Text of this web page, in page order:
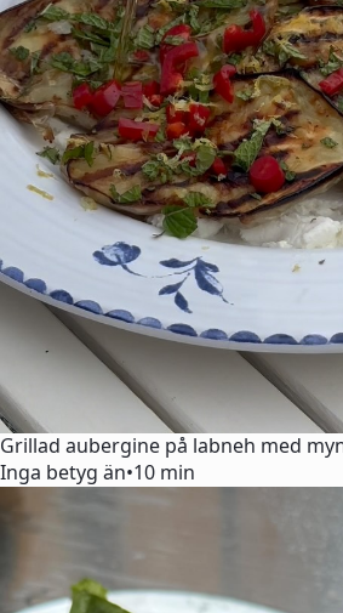
Grillad aubergine på labneh med
Inga betyg än•10 min